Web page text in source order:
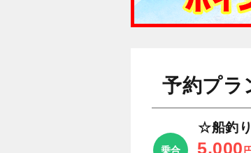
予約プラ
乗合
☆船釣
5,000